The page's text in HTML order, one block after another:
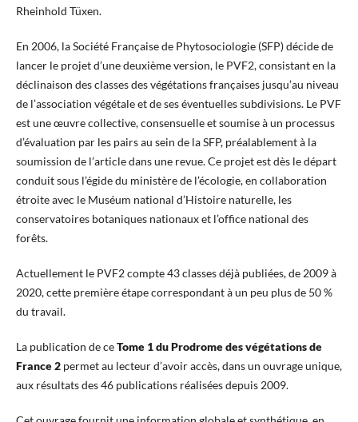
Rheinhold Tüxen.
En 2006, la Société Française de Phytosociologie (SFP) décide de
lancer le projet d’une deuxième version, le PVF2, consistant en la
déclinaison des classes des végétations françaises jusqu’au niveau
de l’association végétale et de ses éventuelles subdivisions. Le PVF
est une œuvre collective, consensuelle et soumise à un processus
d’évaluation par les pairs au sein de la SFP, préalablement à la
soumission de l’article dans une revue. Ce projet est dès le départ
conduit sous l’égide du ministère de l’écologie, en collaboration
étroite avec le Muséum national d’Histoire naturelle, les
conservatoires botaniques nationaux et l’office national des
forêts.
Actuellement le PVF2 compte 43 classes déjà publiées, de 2009 à
2020, cette première étape correspondant à un peu plus de 50 %
du travail.
La publication de ceTome 1 du Prodrome des végétations de
France 2 permet au lecteur d’avoir accès, dans un ouvrage unique,
aux résultats des 46 publications réalisées depuis 2009.